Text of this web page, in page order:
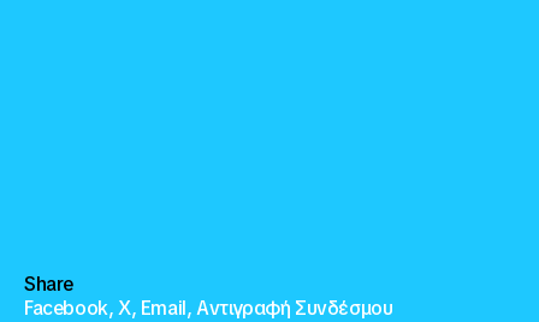
Share
Facebook,X, Email,Αντιγραφή Συνδέσμου